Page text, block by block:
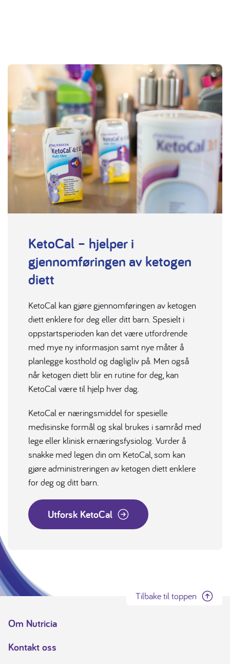
KetoCal – hjelper i
gjennomføringen av ketogen
diett
KetoCal kan gjøre gjennomføringen av ketogen
diett enklere for deg eller ditt barn. Spesielt i
oppstartsperioden kan det være utfordrende
med mye ny informasjon samt nye måter å
planlegge kosthold og dagligliv på. Men også
når ketogen diett blir en rutine for deg, kan
KetoCal være til hjelp hver dag.
KetoCal er næringsmiddel for spesielle
medisinske formål og skal brukes i samråd med
lege eller klinisk ernæringsfysiolog. Vurder å
snakke med legen din om KetoCal, som kan
gjøre administreringen av ketogen diett enklere
for deg og ditt barn.
Utforsk KetoCal
Tilbake til toppen
Om Nutricia
Kontakt oss